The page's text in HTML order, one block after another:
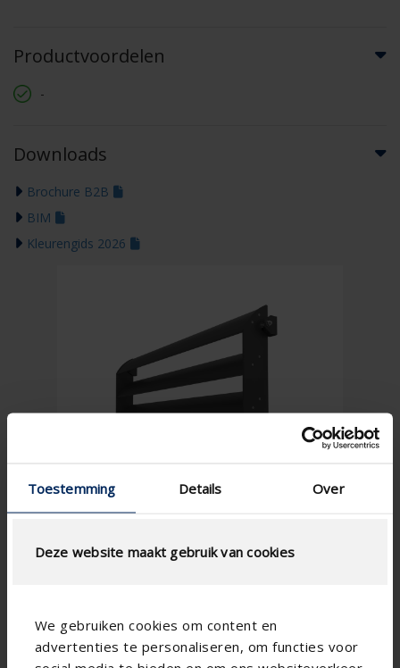
Toestemming Details Over
Deze website maakt gebruik van cookies
We gebruiken cookies om content en
advertenties te personaliseren, om functies voor
Productvoordelen
-
Downloads
Brochure B2B
BIM
Kleurengids 2026